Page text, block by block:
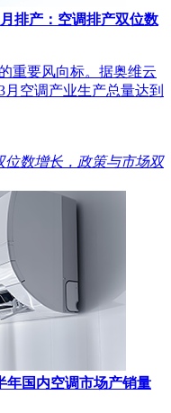
排产：空调排产双位数
重要风向标。据奥维云
空调产业生产总量达到
年国内空调市场产销量